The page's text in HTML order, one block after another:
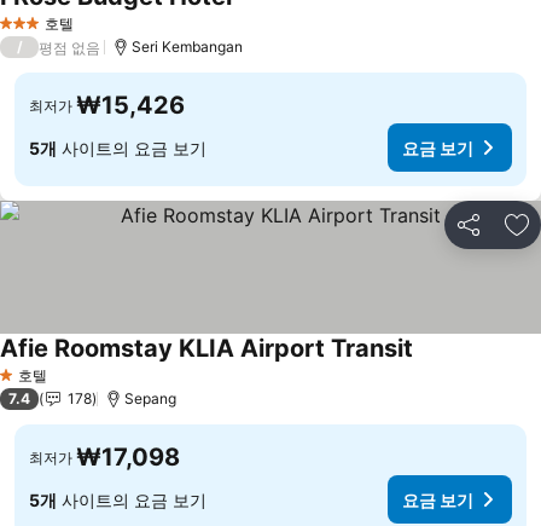
3 성급 호텔
요금 보기
/ 평점 없음 Seri Kembangan
최저가 ₩15,426
5개 사이트의 요금 보기 요금 보기
공유 즐
1 성급
호텔
Afie Roomstay KLIA Airport Transit
7.4 178 Sepang
최저가 ₩17,098
5개 사이트의 요금 보기 요금 보기